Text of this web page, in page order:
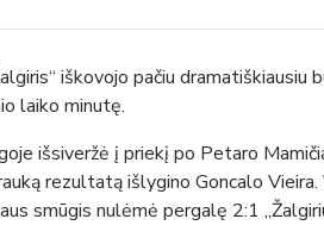
iškovojo pačiu dramatiškiausiu
laiko minutę.
išsiveržė į priekį po Petaro
rezultatą išlygino Goncalo
smūgis nulėmė pergalę 2:1